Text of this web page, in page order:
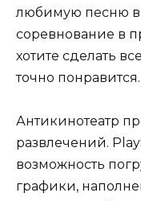
любимую песню в
соревнование в
хотите сделать
точно понравится.
Антикинотеатр
развлечений.
возможность
графики,